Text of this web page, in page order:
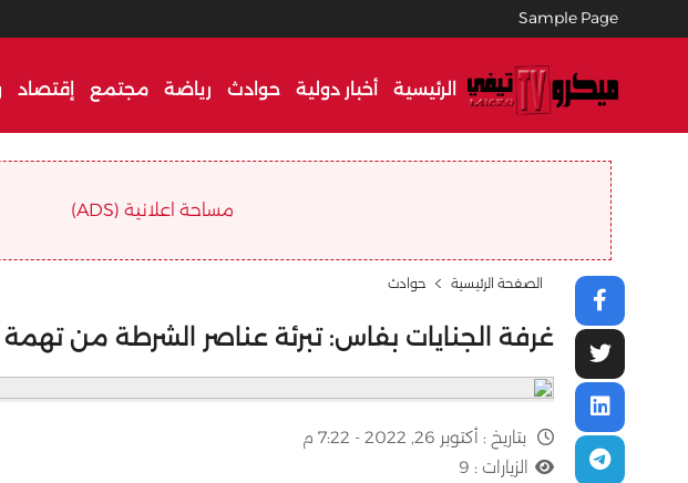
Sample Page
الرئيسية أخبار دولية حوادث رياضة مجتمع إقتصاد
مساحة اعلانية (ADS)
الصفحة الرئيسية حوادث
غرفة الجنايات بفاس: تبرئة عناصر الشرطة من تهمة
بتاريخ : أكتوبر 26, 2022 - 7:22 م
الزيارات : 9